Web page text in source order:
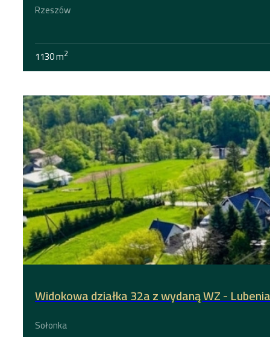
Rzeszów
1130 m2
Widokowa działka 32a z wydaną WZ - Lubenia
Sołonka